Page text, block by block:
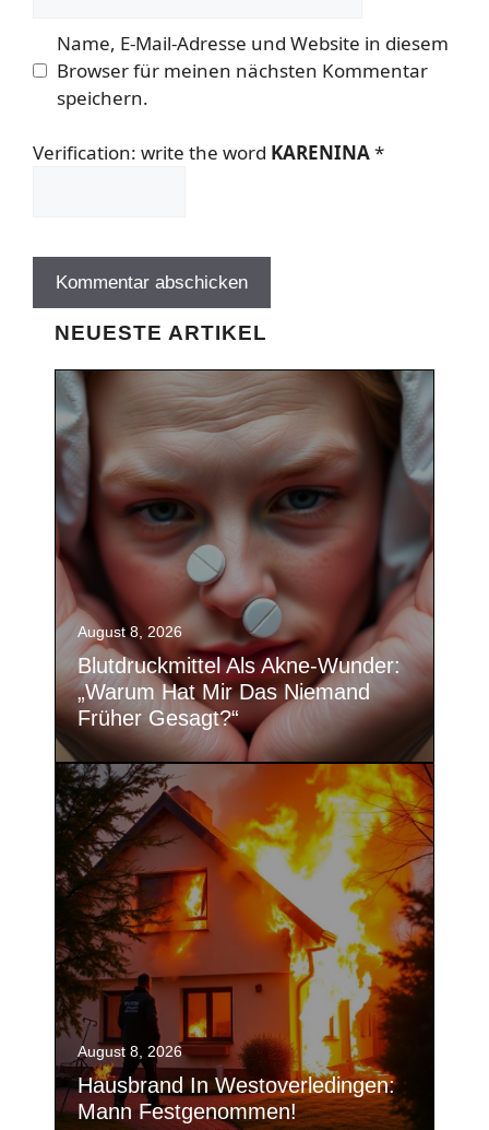
Name, E-Mail-Adresse und Website in diesem
Browser für meinen nächsten Kommentar
speichern.
Verification: write the word KARENINA*
NEUESTE ARTIKEL
August 8, 2026
Blutdruckmittel Als Akne-Wunder:
„Warum Hat Mir Das Niemand
Früher Gesagt?“
August 8, 2026
Hausbrand In Westoverledingen:
Mann Festgenommen!